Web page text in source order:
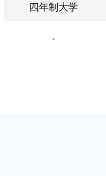
四年制大学
-